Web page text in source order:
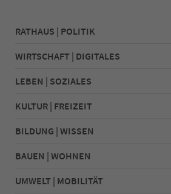
RATHAUS | POLITIK
WIRTSCHAFT | DIGITALES
LEBEN | SOZIALES
KULTUR | FREIZEIT
BILDUNG | WISSEN
BAUEN | WOHNEN
UMWELT | MOBILITÄT